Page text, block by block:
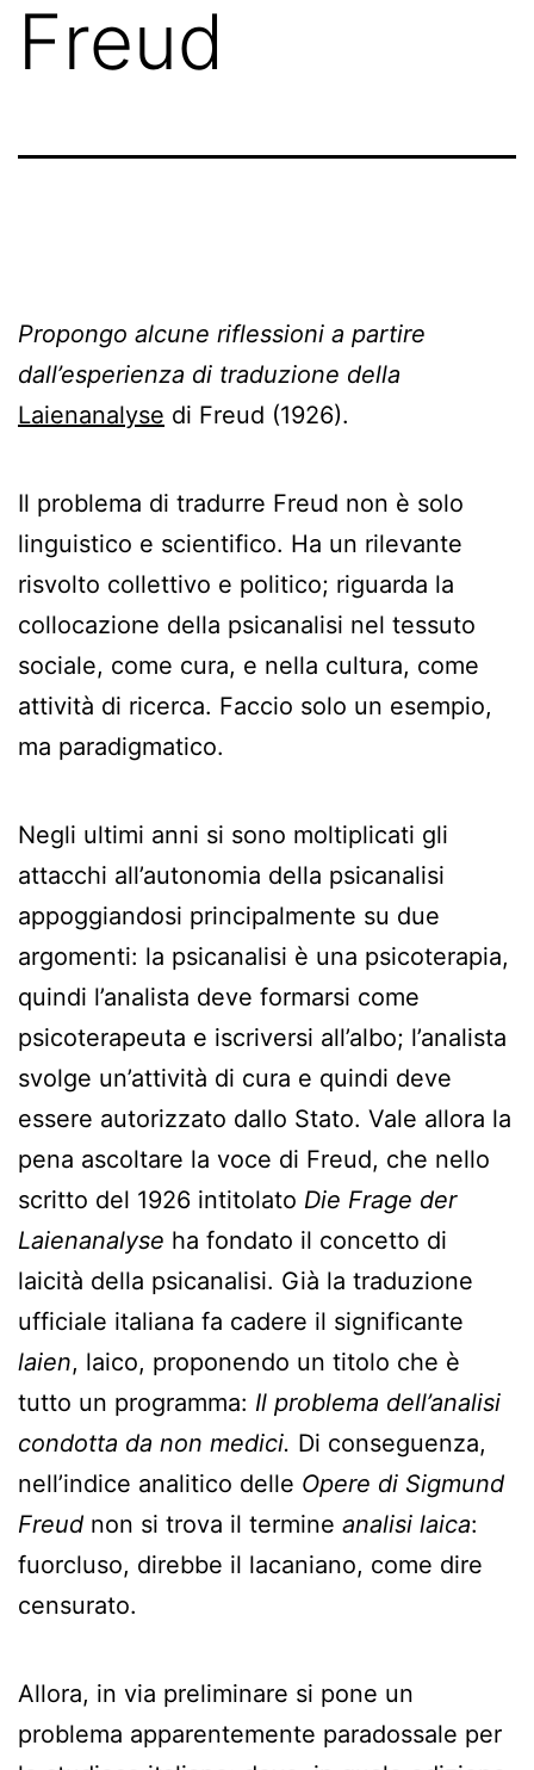
Freud
Propongo alcune riflessioni a partire
dall’esperienza di traduzione della
Laienanalyse di Freud (1926).
Il problema di tradurre Freud non è solo
linguistico e scientifico. Ha un rilevante
risvolto collettivo e politico; riguarda la
collocazione della psicanalisi nel tessuto
sociale, come cura, e nella cultura, come
attività di ricerca. Faccio solo un esempio,
ma paradigmatico.
Negli ultimi anni si sono moltiplicati gli
attacchi all’autonomia della psicanalisi
appoggiandosi principalmente su due
argomenti: la psicanalisi è una psicoterapia,
quindi l’analista deve formarsi come
psicoterapeuta e iscriversi all’albo; l’analista
svolge un’attività di cura e quindi deve
essere autorizzato dallo Stato. Vale allora la
pena ascoltare la voce di Freud, che nello
scritto del 1926 intitolato Die Frage der
Laienanalyse ha fondato il concetto di
laicità della psicanalisi. Già la traduzione
ufficiale italiana fa cadere il significante
laien, laico, proponendo un titolo che è
tutto un programma: Il problema dell’analisi
condotta da non medici. Di conseguenza,
nell’indice analitico delle Opere di Sigmund
Freud non si trova il termine analisi laica:
fuorcluso, direbbe il lacaniano, come dire
censurato.
Allora, in via preliminare si pone un
problema apparentemente paradossale per